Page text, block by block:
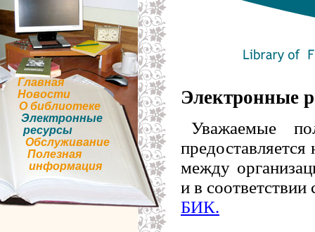
Главная
Новости
О библиотеке
Электронные
ресурсы
Обслуживание
Полезная
информация
Электронные
Уважаемые
между
и в соответствии
БИК.